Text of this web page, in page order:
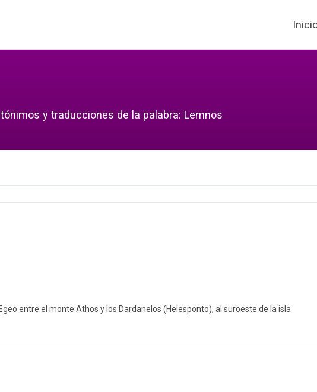
y traducciones de la palabra: Lemnos
entre el monte Athos y los Dardanelos (Helesponto), al suroeste de la isla